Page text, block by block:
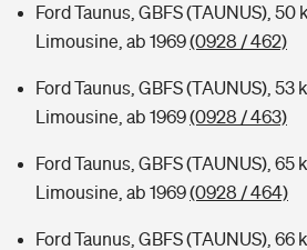
Ford Taunus, GBFS (TAUNUS), 50
Limousine, ab 1969(0928 / 462)
Ford Taunus, GBFS (TAUNUS), 53
Limousine, ab 1969(0928 / 463)
Ford Taunus, GBFS (TAUNUS), 65
Limousine, ab 1969(0928 / 464)
Ford Taunus, GBFS (TAUNUS), 66